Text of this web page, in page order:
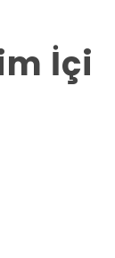
İçi